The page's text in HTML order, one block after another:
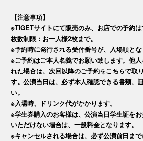
【注意事項】
※TIGETサイトにて販売のみ、お店での予約は
枚数制限：お一人様2枚まで。
※予約時に発行される受付番号が、入場順とな
※ご予約はご本人名義でお願い致します。他
れた場合は、次回以降のご予約をこちらで取
す。公演当日は、必ず本人確認できる書類、
い。
※入場時、ドリンク代がかかります。
※学生券購入のお客様は、公演当日学生証を
いただけない場合は、一般料金となります。
※キャンセルされる場合は、必ず公演前日ま